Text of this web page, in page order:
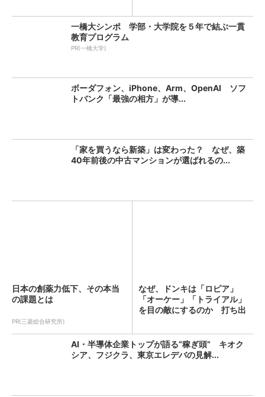
一橋大シンポ 学部・大学院を５年で結ぶ一貫
教育プログラム
PR(一橋大学)
ボーダフォン、iPhone、Arm、OpenAI ソフ
トバンク「最強の相方」が導...
「家を買うなら新築」は変わった？ なぜ、築
40年前後の中古マンションが選ばれるの...
日本の創薬力低下、その本当
の課題とは
PR(三菱総合研究所)
なぜ、ドンキは「ロピア」
「オーケー」「トライアル」
を目の敵にするのか 打ち出
AI・半導体企業トップが語る“稼ぎ頭” キオク
シア、フジクラ、東京エレデバの見解...